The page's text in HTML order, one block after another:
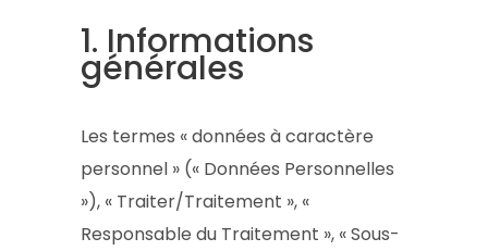
1. Informations
générales
Les termes « données à caractère
personnel » (« Données Personnelles
»), « Traiter/Traitement », «
Responsable du Traitement », « Sous-